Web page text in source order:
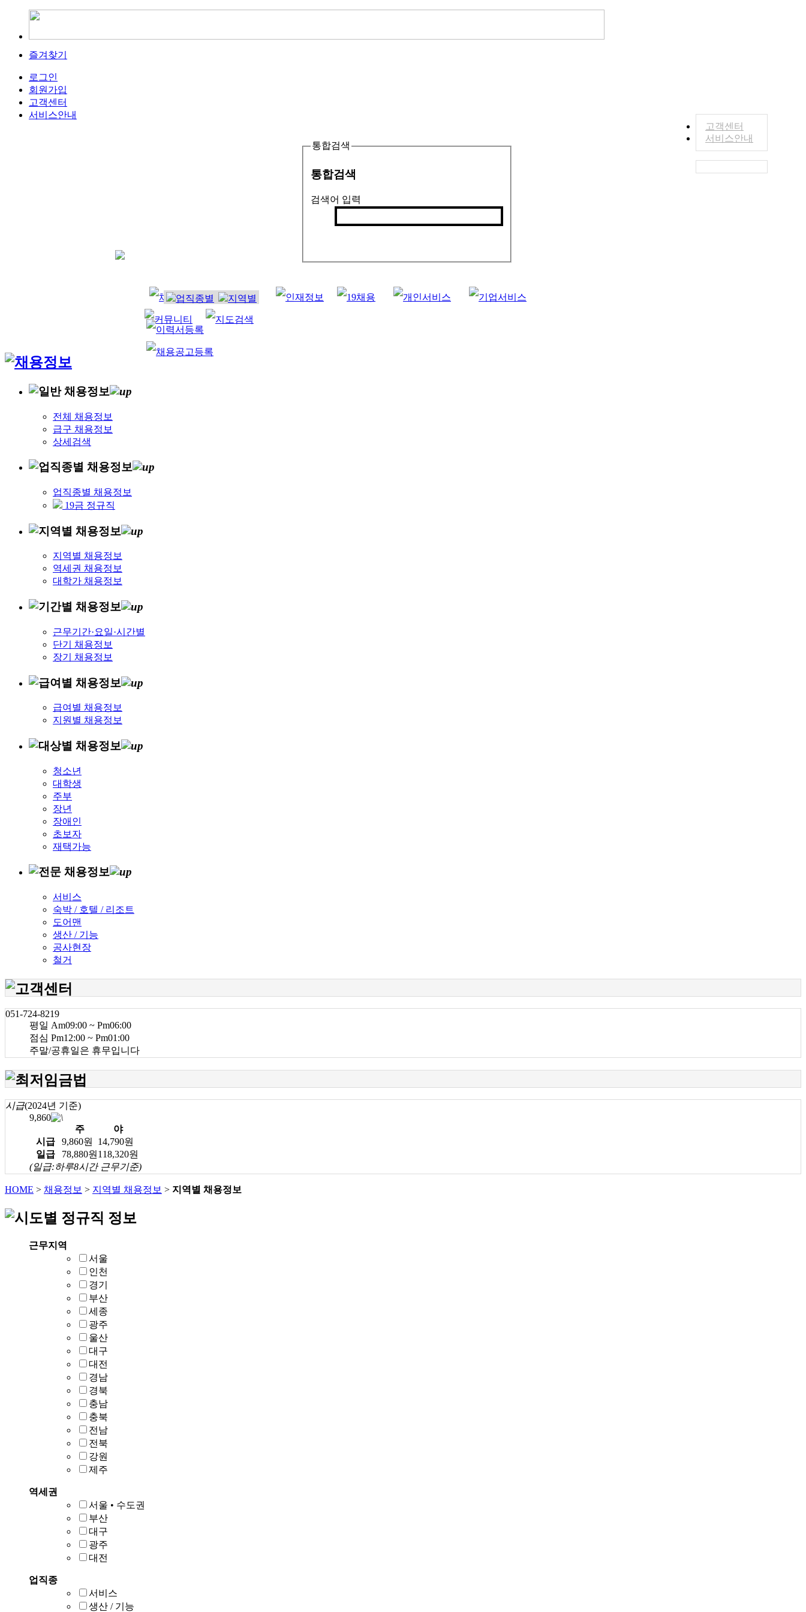
고객센터
서비스안내
즐겨찾기
로그인
회원가입
고객센터
서비스안내
통합검색
통합검색
검색어 입력
전체 채용정보
급구 채용정보
상세검색
업직종별 채용정보
19금 정규직
지역별 채용정보
역세권 채용정보
대학가 채용정보
근무기간·요일·시간별
단기 채용정보
장기 채용정보
급여별 채용정보
지원별 채용정보
청소년
대학생
주부
장년
장애인
초보자
재택가능
서비스
숙박 / 호텔 / 리조트
도어맨
생산 / 기능
공사현장
철거
051-724-8219
평일 Am09:00 ~ Pm06:00
점심 Pm12:00 ~ Pm01:00
주말/공휴일은 휴무입니다
시급(2024년 기준)
9,860
주
야
시급
9,860원
14,790원
일급
78,880원 118,320원
(일급:하루8시간 근무기준)
HOME > 채용정보 > 지역별 채용정보 > 지역별 채용정보
근무지역
서울
인천
경기
부산
세종
광주
울산
대구
대전
경남
경북
충남
충북
전남
전북
강원
제주
역세권
서울 • 수도권
부산
대구
광주
대전
업직종
서비스
생산 / 기능